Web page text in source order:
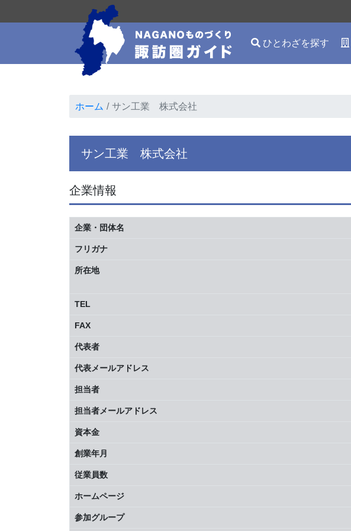
ひとわざを探す
ホーム サン工業 株式会社
サン工業 株式会社
企業情報
企業・団体名
フリガナ
所在地
TEL
FAX
代表者
代表メールアドレス
担当者
担当者メールアドレス
資本金
創業年月
従業員数
ホームページ
参加グループ